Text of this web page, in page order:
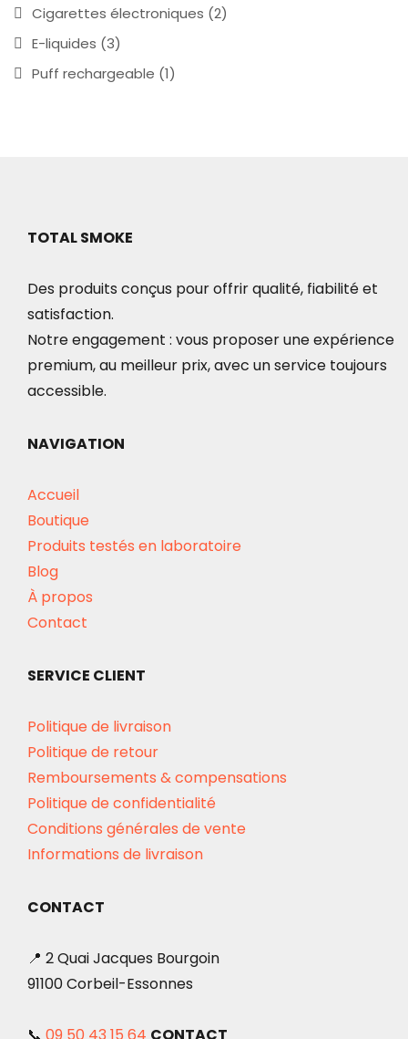
Cigarettes électroniques (2)
E-liquides (3)
Puff rechargeable (1)
TOTAL SMOKE
Des produits conçus pour offrir qualité, fiabilité et
satisfaction.
Notre engagement : vous proposer une expérience
premium, au meilleur prix, avec un service toujours
accessible.
NAVIGATION
Accueil
Boutique
Produits testés en laboratoire
Blog
À propos
Contact
SERVICE CLIENT
Politique de livraison
Politique de retour
Remboursements & compensations
Politique de confidentialité
Conditions générales de vente
Informations de livraison
CONTACT
📍 2 Quai Jacques Bourgoin
91100 Corbeil-Essonnes